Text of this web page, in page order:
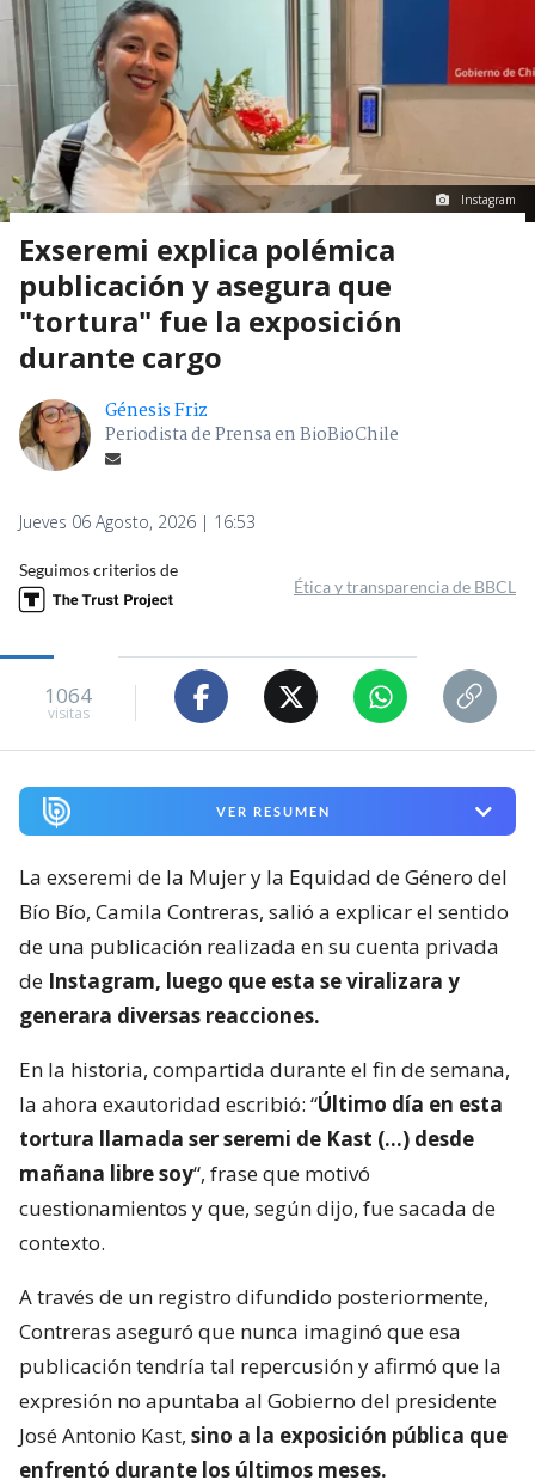
Instagram
Exseremi explica polémica
publicación y asegura que
"tortura" fue la exposición
durante cargo
Génesis Friz
Periodista de Prensa en BioBioChile
Jueves 06 Agosto, 2026 | 16:53
Seguimos criterios de
Ética y transparencia de BBCL
1064
visitas
VER RESUMEN
La exseremi de la Mujer y la Equidad de Género del
Bío Bío, Camila Contreras, salió a explicar el sentido
de una publicación realizada en su cuenta privada
de Instagram, luego que esta se viralizara y
generara diversas reacciones.
En la historia, compartida durante el fin de semana,
la ahora exautoridad escribió: “Último día en esta
tortura llamada ser seremi de Kast (…) desde
mañana libre soy“, frase que motivó
cuestionamientos y que, según dijo, fue sacada de
contexto.
A través de un registro difundido posteriormente,
Contreras aseguró que nunca imaginó que esa
publicación tendría tal repercusión y afirmó que la
expresión no apuntaba al Gobierno del presidente
José Antonio Kast, sino a la exposición pública que
enfrentó durante los últimos meses.